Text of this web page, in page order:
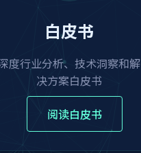
白皮书
度行业分析、技术洞察和解
决方案白皮书
阅读白皮书